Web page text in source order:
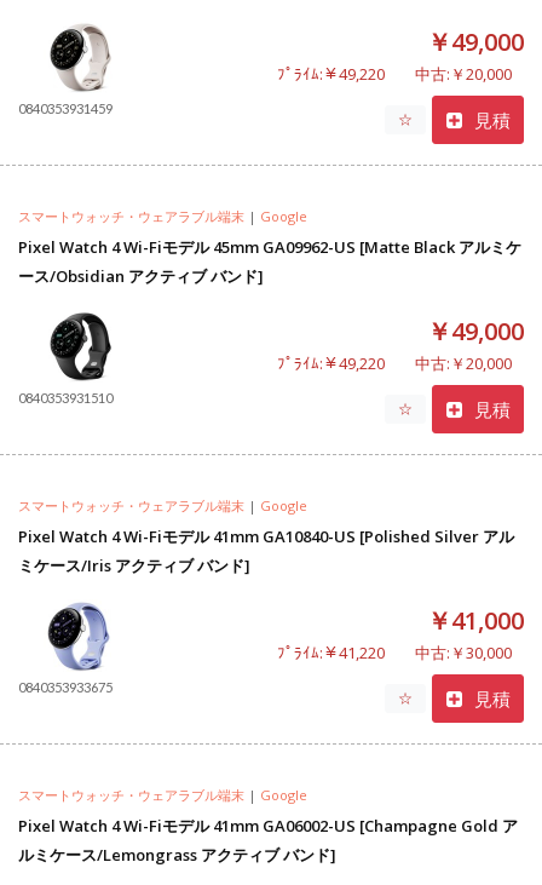
0840353931459
￥49,000
ﾌﾟﾗｲﾑ:￥49,220 中古:￥20,000
☆ 見積
スマートウォッチ・ウェアラブル端末 | Google
Pixel Watch 4 Wi-Fiモデル 45mm GA09962-US [Matte Black アルミケ
ース/Obsidian アクティブ バンド]
0840353931510
￥49,000
ﾌﾟﾗｲﾑ:￥49,220 中古:￥20,000
☆ 見積
スマートウォッチ・ウェアラブル端末 | Google
Pixel Watch 4 Wi-Fiモデル 41mm GA10840-US [Polished Silver アル
ミケース/Iris アクティブ バンド]
0840353933675
￥41,000
ﾌﾟﾗｲﾑ:￥41,220 中古:￥30,000
☆ 見積
スマートウォッチ・ウェアラブル端末 | Google
Pixel Watch 4 Wi-Fiモデル 41mm GA06002-US [Champagne Gold ア
ルミケース/Lemongrass アクティブ バンド]